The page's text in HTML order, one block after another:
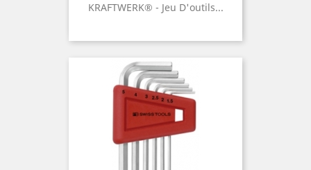
KRAFTWERK® - Jeu D'outils...